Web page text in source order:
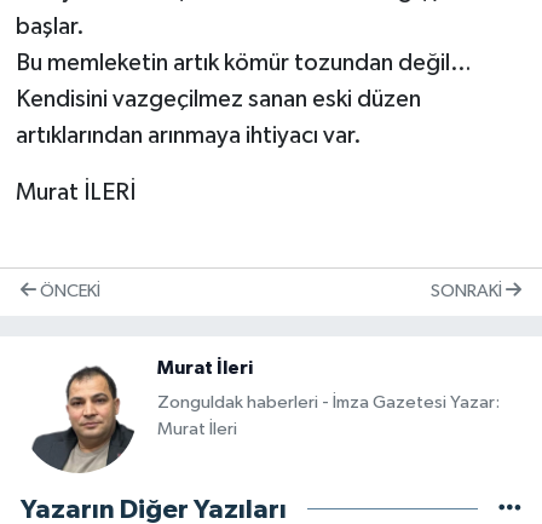
başlar.
Bu memleketin artık kömür tozundan değil…
Kendisini vazgeçilmez sanan eski düzen
artıklarından arınmaya ihtiyacı var.
Murat İLERİ
ÖNCEKI SONRAKI
Murat İleri
Zonguldak haberleri - İmza Gazetesi Yazar:
Murat İleri
Yazarın Diğer Yazıları